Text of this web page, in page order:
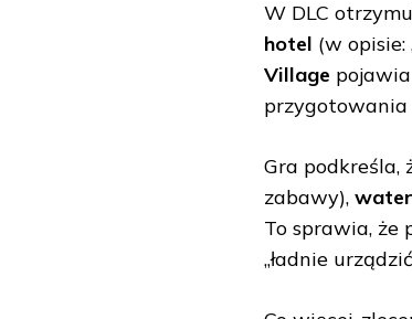
W DLC
hotel (w
Village
Gra podkreśla,
zabawy),
To sprawia, że
„ładnie